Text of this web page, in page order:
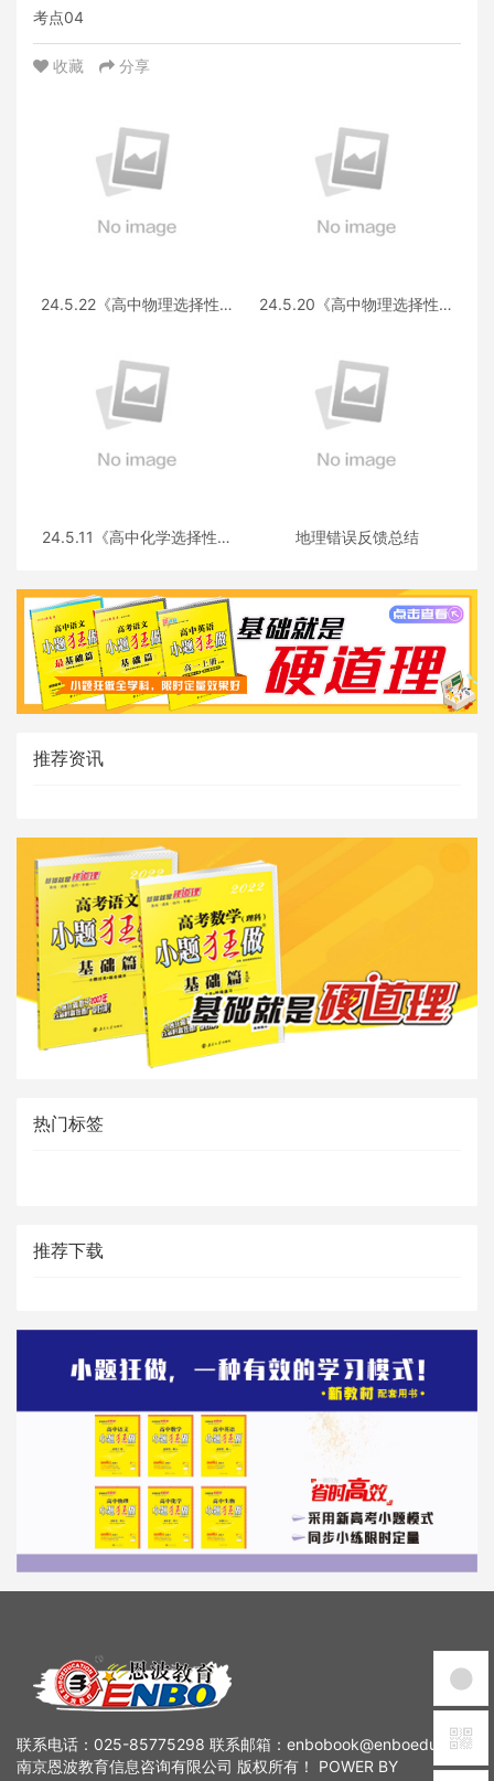
考点04
收藏 分享
24.5.22《高中物理选择性必
24.5.20《高中物理选择性必
24.5.11《高中化学选择性必
地理错误反馈总结
推荐资讯
热门标签
推荐下载
联系电话：025-85775298 联系邮箱：enbobook@enboedu.com
南京恩波教育信息咨询有限公司 版权所有！ POWER BY